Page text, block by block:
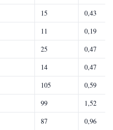
15
0,43
11
0,19
25
0,47
14
0,47
105
0,59
99
1,52
87 0,96